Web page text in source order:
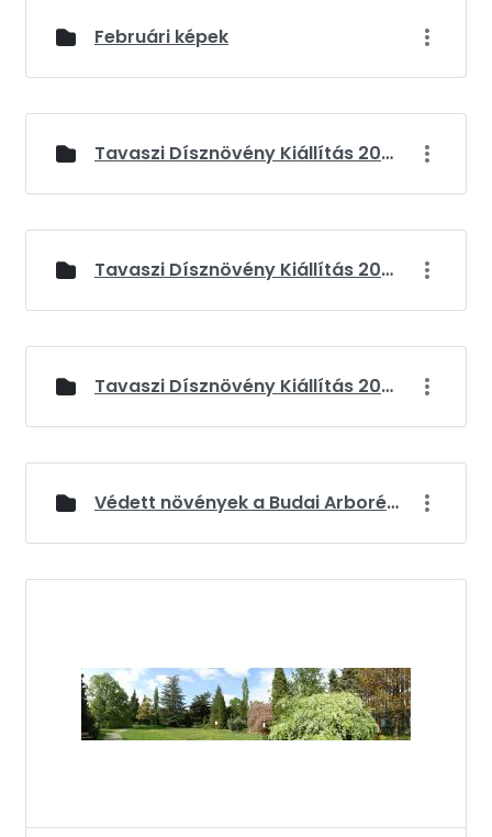
Februári képek
Tavaszi Dísznövény Kiállítás 2024
Tavaszi Dísznövény Kiállítás 2025
Tavaszi Dísznövény Kiállítás 2026
Védett növények a Budai Arborétumban